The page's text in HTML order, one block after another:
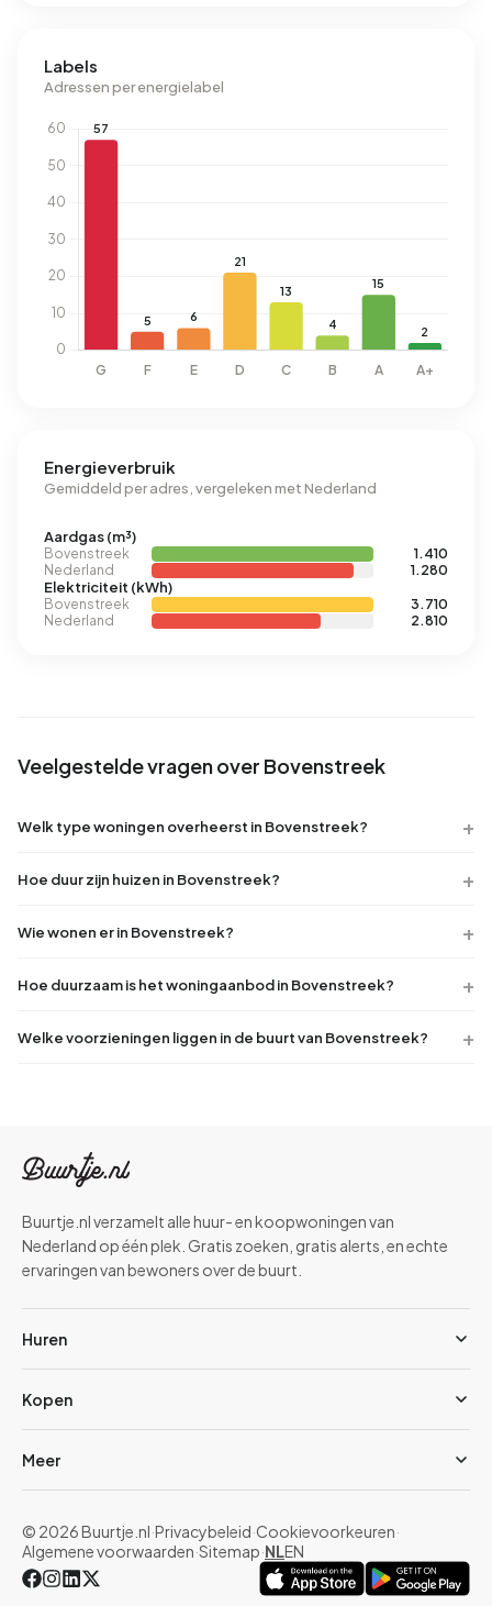
Labels
Adressen per energielabel
Energieverbruik
Gemiddeld per adres, vergeleken met Nederland
Aardgas (m³)
Bovenstreek
1.410
Nederland
1.280
Elektriciteit (kWh)
Bovenstreek
3.710
Nederland
2.810
Veelgestelde vragen over Bovenstreek
Welk type woningen overheerst in Bovenstreek?
Hoe duur zijn huizen in Bovenstreek?
Wie wonen er in Bovenstreek?
Hoe duurzaam is het woningaanbod in Bovenstreek?
Welke voorzieningen liggen in de buurt van Bovenstreek?
Buurtje.nl verzamelt alle huur- en koopwoningen van
Nederland op één plek. Gratis zoeken, gratis alerts, en echte
ervaringen van bewoners over de buurt.
Huren
Kopen
Meer
© 2026 Buurtje.nl·Privacybeleid·Cookievoorkeuren·
Algemene voorwaarden·Sitemap·NLEN